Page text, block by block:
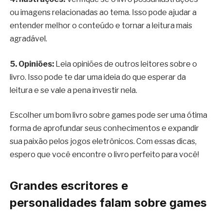
ou imagens relacionadas ao tema. Isso pode ajudar a
entender melhor o conteúdo e tornar a leitura mais
agradável.
5. Opiniões: Leia opiniões de outros leitores sobre o
livro. Isso pode te dar uma ideia do que esperar da
leitura e se vale a pena investir nela.
Escolher um bom livro sobre games pode ser uma ótima
forma de aprofundar seus conhecimentos e expandir
sua paixão pelos jogos eletrônicos. Com essas dicas,
espero que você encontre o livro perfeito para você!
Grandes escritores e
personalidades falam sobre games